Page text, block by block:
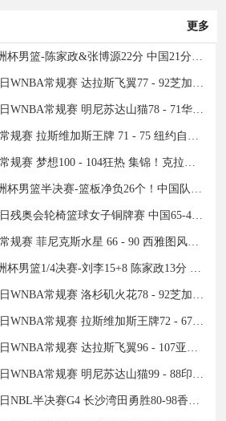
更多
2024年09月10日 U18亚洲杯男篮-陈家政&张博源22分 中国21分大胜约旦夺季军！
2024年09月09日 09月09日WNBA常规赛 达拉斯飞翼77 - 92芝加哥天空 全场集锦
2024年09月09日 09月09日WNBA常规赛 明尼苏达山猫78 - 71华盛顿神秘人 全场集锦
2024年09月09日 WNBA常规赛 拉斯维加斯王牌 71 - 75 纽约自由人 全场集锦
2024年09月09日 WNBA常规赛 梦想100 - 104狂热 集锦！克拉克26分12助
2024年09月08日 U18亚洲杯男篮半决赛-篮板净负26个！中国队不敌新西兰
2024年09月08日 09月08日残奥会轮椅篮球女子铜牌赛 中国65-43加拿大 全场集锦
2024年09月08日 WNBA常规赛 菲尼克斯水星 66 - 90 西雅图风暴 全场集锦
2024年09月07日 U18亚洲杯男篮1/4决赛-刘李15+8 陈家政13分 中国46分大胜印度
2024年09月07日 09月07日WNBA常规赛 洛杉矶火花78 - 92芝加哥天空 全场集锦
2024年09月07日 09月07日WNBA常规赛 拉斯维加斯王牌72 - 67康涅狄格太阳 集锦
2024年09月07日 09月07日WNBA常规赛 达拉斯飞翼96 - 107亚特兰大梦想 全场集锦
2024年09月07日 09月07日WNBA常规赛 明尼苏达山猫99 - 88印第安纳狂热 全场集锦
2024年09月06日 09月06日NBL半决赛G4 长沙湾田勇胜80-98香港金牛 全场集锦